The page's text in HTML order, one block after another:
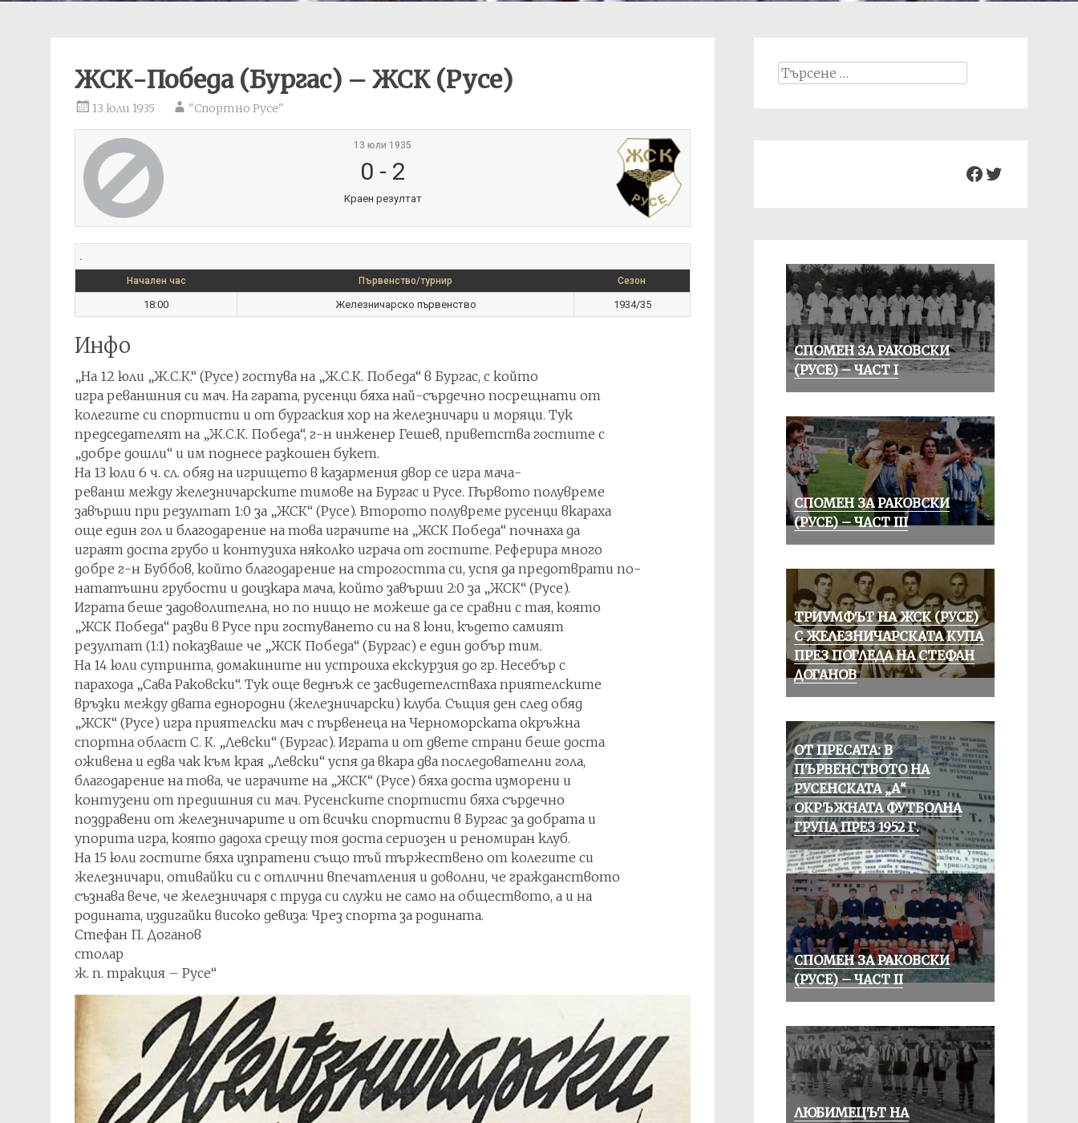
ЖСК-Победа (Бургас) – ЖСК (Русе)
13 юли 1935 "Спортно Русе"
13 юли 1935
0 - 2
Краен резултат
.
Начален час Първенство/турнир Сезон
18:00 Железничарско първенство 1934/35
Инфо
„На 12 юли „Ж.С.К.“ (Русе) гостува на „Ж.С.К. Победа“ в Бургас, с който
игра реваншния си мач. На гарата, русенци бяха най-сърдечно посрещнати от
колегите си спортисти и от бургаския хор на железничари и моряци. Тук
председателят на „Ж.С.К. Победа“, г-н инженер Гешев, приветства гостите с
„добре дошли“ и им поднесе разкошен букет.
На 13 юли 6 ч. сл. обяд на игрището в казармения двор се игра мача-
реванш между железничарските тимове на Бургас и Русе. Първото полувреме
завърши при резултат 1:0 за „ЖСК“ (Русе). Второто полувреме русенци вкараха
още един гол и благодарение на това играчите на „ЖСК Победа“ почнаха да
играят доста грубо и контузиха няколко играча от гостите. Реферира много
добре г-н Буббов, който благодарение на строгостта си, успя да предотврати по-
нататъшни грубости и доизкара мача, който завърши 2:0 за „ЖСК“ (Русе).
Играта беше задоволителна, но по нищо не можеше да се сравни с тая, която
„ЖСК Победа“ разви в Русе при гостуването си на 8 юни, където самият
резултат (1:1) показваше че „ЖСК Победа“ (Бургас) е един добър тим.
На 14 юли сутринта, домакините ни устроиха екскурзия до гр. Несебър с
парахода „Сава Раковски“. Тук още веднъж се засвидетелстваха приятелските
връзки между двата еднородни (железничарски) клуба. Същия ден след обяд
„ЖСК“ (Русе) игра приятелски мач с първенеца на Черноморската окръжна
спортна област С. К. „Левски“ (Бургас). Играта и от двете страни беше доста
оживена и едва чак към края „Левски“ успя да вкара два последователни гола,
благодарение на това, че играчите на „ЖСК“ (Русе) бяха доста изморени и
контузени от предишния си мач. Русенските спортисти бяха сърдечно
поздравени от железничарите и от всички спортисти в Бургас за добрата и
упорита игра, която дадоха срещу тоя доста сериозен и реномиран клуб.
На 15 юли гостите бяха изпратени също тъй тържествено от колегите си
железничари, отивайки си с отлични впечатления и доволни, че гражданството
съзнава вече, че железничаря с труда си служи не само на обществото, а и на
родината, издигайки високо девиза: Чрез спорта за родината.
Стефан П. Доганов
столар
ж. п. тракция – Русе“
Search
Facebook
Twitter
СПОМЕН ЗА РАКОВСКИ
(РУСЕ) – ЧАСТ I
СПОМЕН ЗА РАКОВСКИ
(РУСЕ) – ЧАСТ III
ТРИУМФЪТ НА ЖСК (РУСЕ)
С ЖЕЛЕЗНИЧАРСКАТА КУПА
ПРЕЗ ПОГЛЕДА НА СТЕФАН
ДОГАНОВ
ОТ ПРЕСАТА: В
ПЪРВЕНСТВОТО НА
РУСЕНСКАТА „А“
ОКРЪЖНАТА ФУТБОЛНА
ГРУПА ПРЕЗ 1952 Г.
СПОМЕН ЗА РАКОВСКИ
(РУСЕ) – ЧАСТ II
ЛЮБИМЕЦЪТ НА